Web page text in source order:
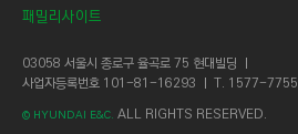
패밀리사이트
03058 서울시 종로구 율곡로 75 현대빌딩 ㅣ
사업자등록번호 101-81-16293 ㅣ T. 1577-7755
© HYUNDAI E&C. ALL RIGHTS RESERVED.